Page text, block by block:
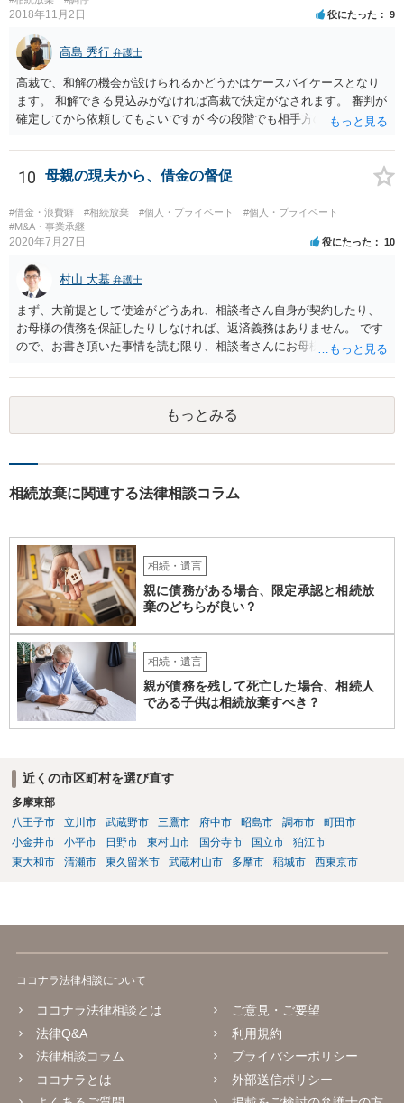
2018年11月2日 役にたった 9
高島 秀行 弁護士
高裁で、和解の機会が設けられるかどうかはケースバイケースとなり
ます。 和解できる見込みがなければ高裁で決定がなされます。 審判が
確定してから依頼してもよいですが 今の段階でも相手方の連絡が迷惑
10 母親の現夫から、借金の督促
#借金・浪費癖 #相続放棄 #個人・プライベート
#個人・プライベート
#M&A・事業承継
2020年7月27日 役にたった 10
村山 大基 弁護士
まず、大前提として使途がどうあれ、相談者さん自身が契約したり、
お母様の債務を保証したりしなければ、返済義務はありません。 です
ので、お書き頂いた事情を読む限り、相談者さんにお母様の現夫への
も法律相談に行けば同趣旨のことを回答されるので、裁判まではしな
いと思います） ・借りたのは母なので、私は支払いませんと伝える あ
もっとみる
相続放棄に関連する法律相談コラム
相続・遺言
親に債務がある場合、限定承認と相続放
棄のどちらが良い？
相続・遺言
親が債務を残して死亡した場合、相続人
である子供は相続放棄すべき？
近くの市区町村を選び直す
多摩東部
八王子市
立川市 武蔵野市 三鷹市 府中市 昭島市 調布市
町田市
小金井市
小平市 日野市 東村山市 国分寺市 国立市
狛江市
東大和市
清瀬市 東久留米市 武蔵村山市 多摩市 稲城市 西東京市
ココナラ法律相談について
ココナラ法律相談とは
法律Q&A
法律相談コラム
ココナラとは
ご意見・ご要望
利用規約
プライバシーポリシー
外部送信ポリシー